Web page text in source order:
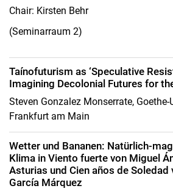
Chair: Kirsten Behr
(Seminarraum 2)
Taínofuturism as ‘Speculative
Imagining Decolonial Futures for
Steven Gonzalez Monserrate,
Frankfurt am Main
Wetter und Bananen: Natürlich-
Klima in Viento fuerte von Miguel
Asturias und Cien años de Soledad
García Márquez